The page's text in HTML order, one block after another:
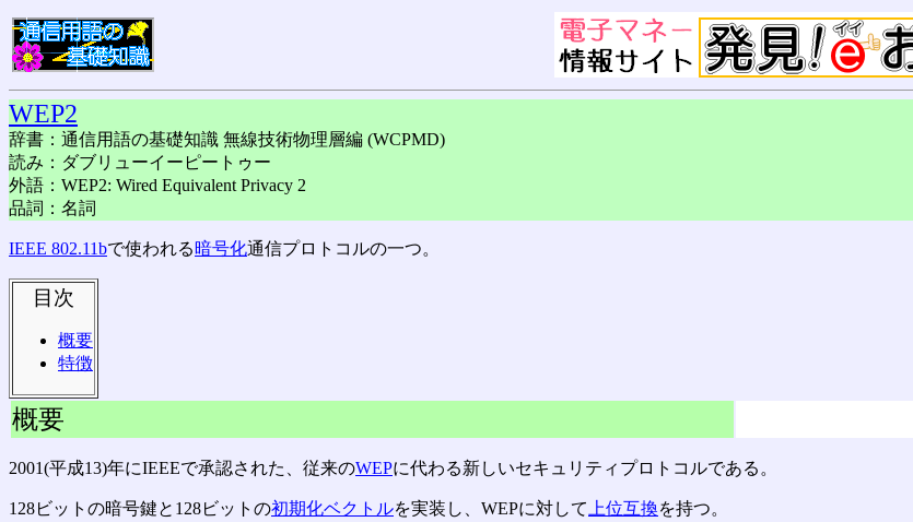
WEP2
辞書：通信用語の基礎知識 無線技術物理層編 (WCPMD)
読み：ダブリューイーピートゥー
外語：WEP2: Wired Equivalent Privacy 2
品詞：名詞
IEEE 802.11bで使われる暗号化通信プロトコルの一つ。
目次
概要
特徴
概要
2001(平成13)年にIEEEで承認された、従来のWEPに代わる新しいセキュリティプロトコルである。
128ビットの暗号鍵と128ビットの初期化ベクトルを実装し、WEPに対して 上位互換を持つ。